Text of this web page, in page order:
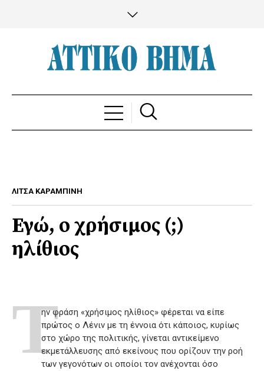
ΛΙΤΣΑ ΚΑΡΑΜΠΙΝΗ
Εγώ, ο χρήσιμος (;)
ηλίθιος
Την φράση «χρήσιμος ηλίθιος» φέρεται να είπε
πρώτος ο Λένιν με τη έννοια ότι κάποιος, κυρίως
στο χώρο της πολιτικής, γίνεται αντικείμενο
εκμετάλλευσης από εκείνους που ορίζουν την ροή
των γεγονότων οι οποίοι τον ανέχονται όσο